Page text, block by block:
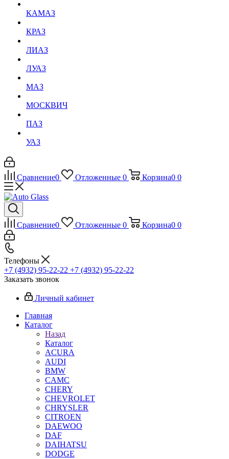
КАМАЗ
КРАЗ
ЛИАЗ
ЛУАЗ
МАЗ
МОСКВИЧ
ПАЗ
УАЗ
Сравнение0 Отложенные 0 Корзина0 0
Сравнение0 Отложенные 0 Корзина0 0
Телефоны
+7 (4932) 95-22-22 +7 (4932) 95-22-22
Заказать звонок
Личный кабинет
Главная
Каталог
Назад
Каталог
ACURA
AUDI
BMW
CAMC
CHERY
CHEVROLET
CHRYSLER
CITROEN
DAEWOO
DAF
DAIHATSU
DODGE